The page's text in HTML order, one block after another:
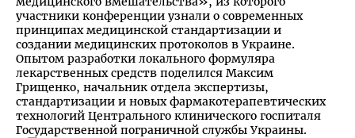
участники конференции узнали о современных
принципах медицинской стандартизации и
создании медицинских протоколов в Украине.
Опытом разработки локального формуляра
лекарственных средств поделился Максим
Грищенко, начальник отдела экспертизы,
стандартизации и новых фармакотерапевтических
технологий Центрального клинического госпиталя
Государственной пограничной службы Украины.